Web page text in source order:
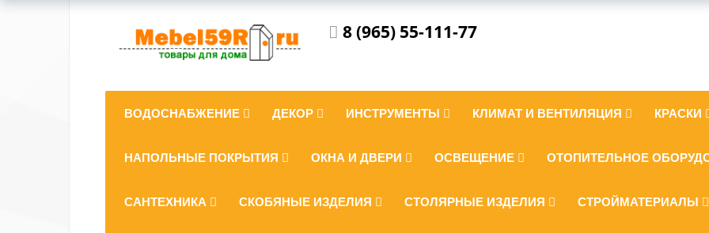
8 (965) 55-111-77
ВОДОСНАБЖЕНИЕ ДЕКОР ИНСТРУМЕНТЫ КЛИМАТ И ВЕНТИЛЯЦИЯ КРАСКИ
НАПОЛЬНЫЕ ПОКРЫТИЯ ОКНА И ДВЕРИ ОСВЕЩЕНИЕ ОТОПИТЕЛЬНОЕ
САНТЕХНИКА СКОБЯНЫЕ ИЗДЕЛИЯ СТОЛЯРНЫЕ ИЗДЕЛИЯ СТРОЙМАТЕРИАЛЫ